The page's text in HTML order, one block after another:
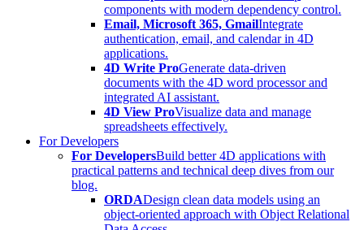
components with modern dependency control.
Email, Microsoft 365, GmailIntegrate
authentication, email, and calendar in 4D
applications.
4D Write ProGenerate data-driven
documents with the 4D word processor and
integrated AI assistant.
4D View ProVisualize data and manage
spreadsheets effectively.
For Developers
For DevelopersBuild better 4D applications with
practical patterns and technical deep dives from our
blog.
ORDADesign clean data models using an
object-oriented approach with Object Relational